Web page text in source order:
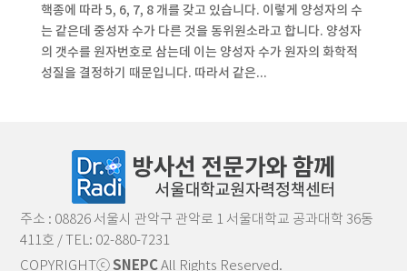
핵종에 따라 5, 6, 7, 8 개를 갖고 있습니다. 이렇게 양성자의 수
는 같은데 중성자 수가 다른 것을 동위원소라고 합니다. 양성자
의 갯수를 원자번호로 삼는데 이는 양성자 수가 원자의 화학적
성질을 결정하기 때문입니다. 따라서 같은...
주소 : 08826 서울시 관악구 관악로 1 서울대학교 공과대학 36동
411호 / TEL: 02-880-7231
COPYRIGHTⓒSNEPCAll Rights Reserved.